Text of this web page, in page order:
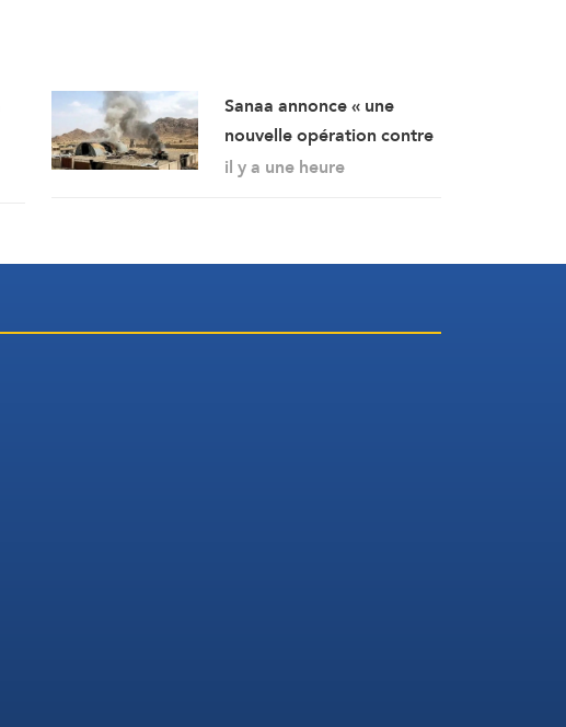
Sanaa annonce « une
nouvelle opération contre
des rassemblements
il y a une heure